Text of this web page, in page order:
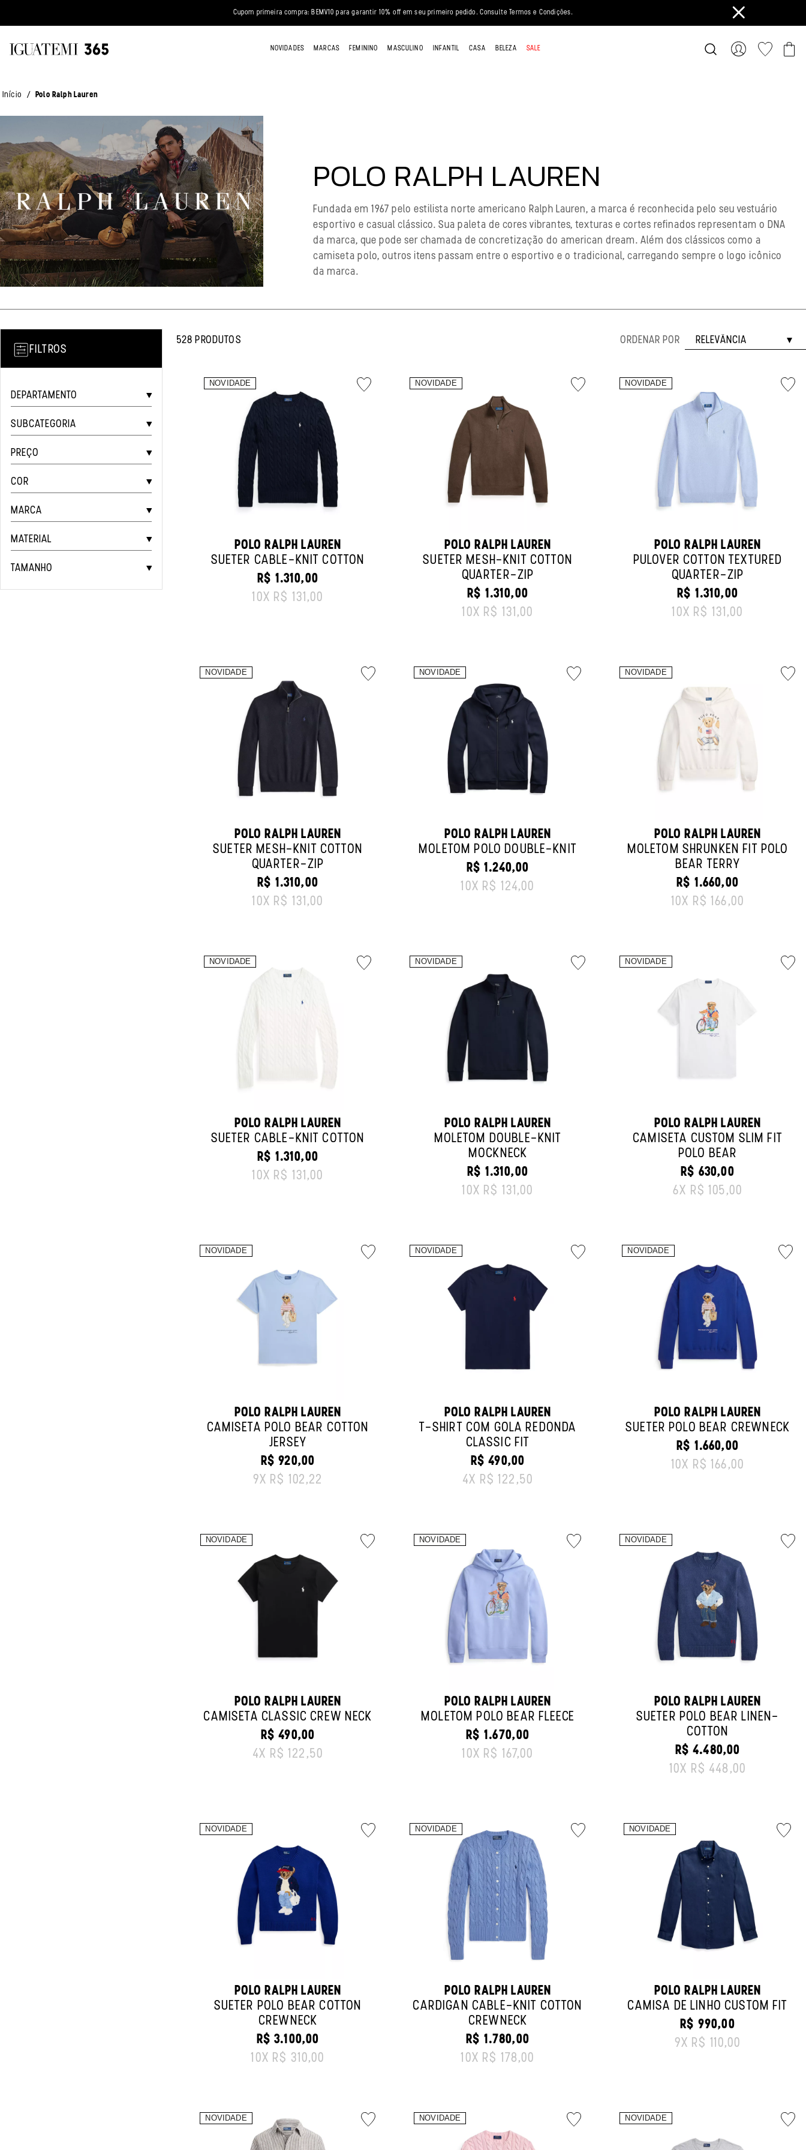
Cupom primeira compra: BEMV10 para garantir 10% off em seu primeiro pedido. Consulte Termos e Condições.
NOVIDADES MARCAS FEMININO MASCULINO INFANTIL CASA BELEZA SALE
Início / Polo Ralph Lauren
POLO RALPH LAUREN
Fundada em 1967 pelo estilista norte americano Ralph Lauren, a marca é reconhecida pelo seu vestuário
esportivo e casual clássico. Sua paleta de cores vibrantes, texturas e cortes refinados representam o DNA
da marca, que pode ser chamada de concretização do american dream. Além dos clássicos como a
camiseta polo, outros itens passam entre o esportivo e o tradicional, carregando sempre o logo icônico
da marca.
FILTROS
DEPARTAMENTO
SUBCATEGORIA
PREÇO
COR
MARCA
MATERIAL
TAMANHO
528 PRODUTOS ORDENAR POR
POLO RALPH LAUREN
SUÉTER CABLE-KNIT COTTON
ORIGINAL PRICE:
R$ 1.310,00
10X R$ 131,00
POLO RALPH LAUREN
SUÉTER MESH-KNIT COTTON
QUARTER-ZIP
ORIGINAL PRICE:
R$ 1.310,00
10X R$ 131,00
POLO RALPH LAUREN
PULOVER COTTON TEXTURED
QUARTER-ZIP
ORIGINAL PRICE:
R$ 1.310,00
10X R$ 131,00
POLO RALPH LAUREN
SUÉTER MESH-KNIT COTTON
QUARTER-ZIP
ORIGINAL PRICE:
R$ 1.310,00
10X R$ 131,00
POLO RALPH LAUREN
MOLETOM POLO DOUBLE-KNIT
ORIGINAL PRICE:
R$ 1.240,00
10X R$ 124,00
POLO RALPH LAUREN
MOLETOM SHRUNKEN FIT POLO
BEAR TERRY
ORIGINAL PRICE:
R$ 1.660,00
10X R$ 166,00
POLO RALPH LAUREN
SUÉTER CABLE-KNIT COTTON
ORIGINAL PRICE:
R$ 1.310,00
10X R$ 131,00
POLO RALPH LAUREN
MOLETOM DOUBLE-KNIT
MOCKNECK
ORIGINAL PRICE:
R$ 1.310,00
10X R$ 131,00
POLO RALPH LAUREN
CAMISETA CUSTOM SLIM FIT
POLO BEAR
ORIGINAL PRICE:
R$ 630,00
6X R$ 105,00
POLO RALPH LAUREN
CAMISETA POLO BEAR COTTON
JERSEY
ORIGINAL PRICE:
R$ 920,00
9X R$ 102,22
POLO RALPH LAUREN
T-SHIRT COM GOLA REDONDA
CLASSIC FIT
ORIGINAL PRICE:
R$ 490,00
4X R$ 122,50
POLO RALPH LAUREN
SUÉTER POLO BEAR CREWNECK
ORIGINAL PRICE:
R$ 1.660,00
10X R$ 166,00
POLO RALPH LAUREN
CAMISETA CLASSIC CREW NECK
ORIGINAL PRICE:
R$ 490,00
4X R$ 122,50
POLO RALPH LAUREN
MOLETOM POLO BEAR FLEECE
ORIGINAL PRICE:
R$ 1.670,00
10X R$ 167,00
POLO RALPH LAUREN
SUÉTER POLO BEAR LINEN-
COTTON
ORIGINAL PRICE:
R$ 4.480,00
10X R$ 448,00
POLO RALPH LAUREN
SUÉTER POLO BEAR COTTON
CREWNECK
ORIGINAL PRICE:
R$ 3.100,00
10X R$ 310,00
POLO RALPH LAUREN
CARDIGAN CABLE-KNIT COTTON
CREWNECK
ORIGINAL PRICE:
R$ 1.780,00
10X R$ 178,00
POLO RALPH LAUREN
CAMISA DE LINHO CUSTOM FIT
ORIGINAL PRICE:
R$ 990,00
9X R$ 110,00